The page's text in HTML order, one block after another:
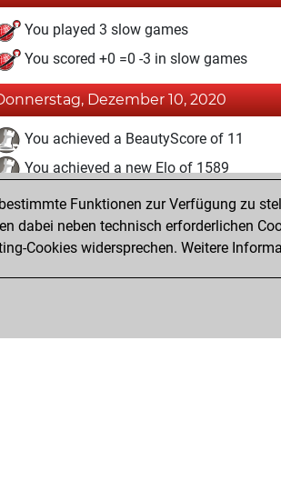
You played 3 slow games
You scored +0 =0 -3 in slow games
Dezember 10, 2020
You achieved a BeautyScore of 11
You achieved a new Elo of 1589
Dezember 5, 2020
You created your Fritz account
Funktionen zur Verfügung zu
dabei neben technisch erforderlichen
Cookies widersprechen. Weitere